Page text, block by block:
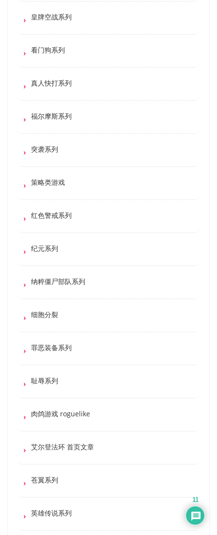
皇牌空战系列
看门狗系列
真人快打系列
福尔摩斯系列
突袭系列
策略类游戏
红色警戒系列
纪元系列
纳粹僵尸部队系列
细胞分裂
罪恶装备系列
耻辱系列
肉鸽游戏 roguelike
艾尔登法环 首页文章
苍翼系列
英雄传说系列
11